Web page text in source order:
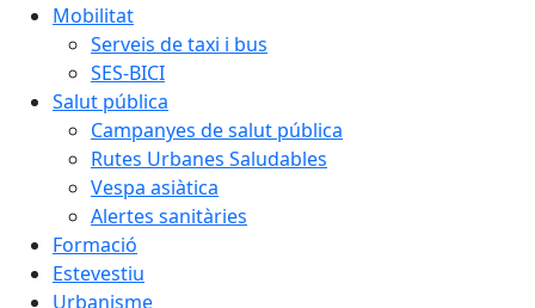
Mobilitat
Serveis de taxi i bus
SES-BICI
Salut pública
Campanyes de salut pública
Rutes Urbanes Saludables
Vespa asiàtica
Alertes sanitàries
Formació
Estevestiu
Urbanisme